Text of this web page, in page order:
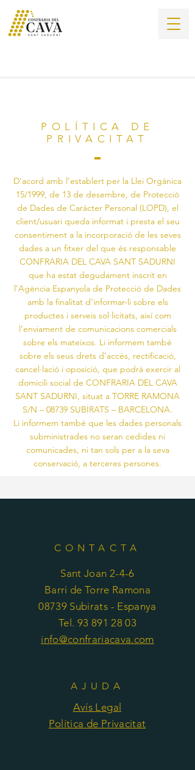
POLÍTICA DE
PRIVACITAT
D’acord amb l’establert per la Llei Orgànica
15/1999, de 13 de desembre, de Protecció
de Dades de Caràcter Personal (LOPD), el
client/usuari queda informat i presta el seu
consentiment a la incorporació de les seves
dades a un fitxer del que és responsable
CONFRARIA DEL CAVA SANT SADURNI
que ha estat degudament inscrit en
l’Agència Espanyola de Protecció de Dades
amb la finalitat d’informar-li sobre els
productes i serveis sol·licitats, així com
l’enviament de comunicacions comercials
sobre els mateixos. Li informem també
sobre els seus drets d’accés, rectificació,
cancel·lació i oposició, que podrà exercir al
domicili social de CONFRARIA DEL CAVA
SANT SADURNI, situat a TORRE RAMONA
S/N – 08739 SUBIRATS – BARCELONA.
Li informem també que les dades personals
subministrades no seran cedides ni
comunicades, ni tan sols per a la seva
conservació, a terceres persones.
CONTACTA
Sant Joan 2-4-6
Barri de Torre Ramona
08739 Subirats - Espanya
Tel. 93 891 28 03
info@confrariacava.com
AJUDA
Avís Legal
Política de Privacitat